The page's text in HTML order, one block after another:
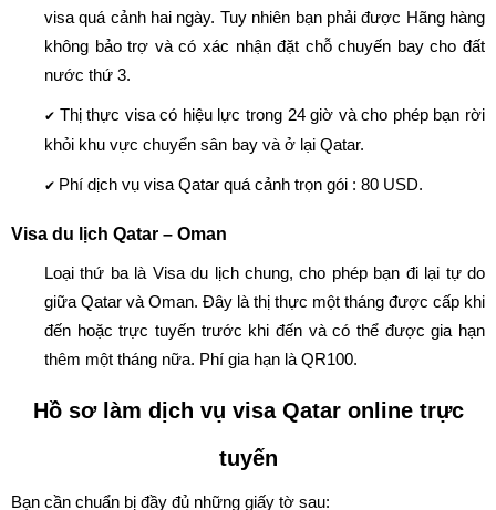
visa quá cảnh hai ngày. Tuy nhiên bạn phải được Hãng hàng
không bảo trợ và có xác nhận đặt chỗ chuyến bay cho đất
nước thứ 3.
✔ Thị thực visa có hiệu lực trong 24 giờ và cho phép bạn rời
khỏi khu vực chuyển sân bay và ở lại Qatar.
✔ Phí dịch vụ visa Qatar quá cảnh trọn gói : 80 USD.
Visa du lịch Qatar – Oman
Loại thứ ba là Visa du lịch chung, cho phép bạn đi lại tự do
giữa Qatar và Oman. Đây là thị thực một tháng được cấp khi
đến hoặc trực tuyến trước khi đến và có thể được gia hạn
thêm một tháng nữa. Phí gia hạn là QR100.
Hồ sơ làm dịch vụ visa Qatar online trực
tuyến
Bạn cần chuẩn bị đầy đủ những giấy tờ sau: